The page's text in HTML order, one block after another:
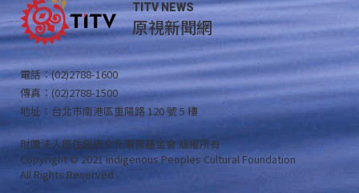
TITV NEWS
原視新聞網
電話：(02)2788-1600
傳真：(02)2788-1500
地址：台北市南港區重陽路 120 號 5 樓
財團法人原住民族文化事業基金會 版權所有
Copyright © 2021 Indigenous Peoples Cultural Foundation
All Rights Reserved .